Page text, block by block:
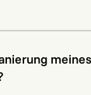
meines